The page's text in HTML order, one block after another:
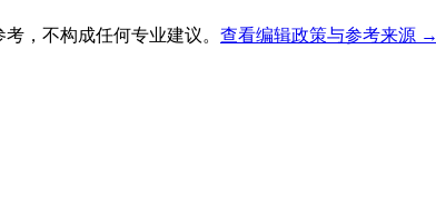
，不构成任何专业建议。 查看编辑政策与参考来源 →